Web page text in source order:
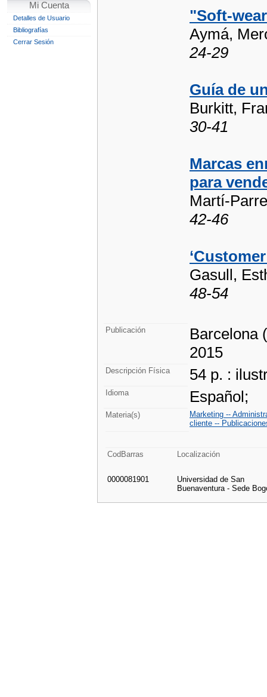
Mi Cuenta
Detalles de Usuario
Bibliografías
Cerrar Sesión
"Soft-
Aymá,
24-29
Guía de
Burkitt,
30-41
Marcas
para
Martí-
42-46
Gasull,
48-54
Publicación
Barcelona
2015
Descripción Física 54 p. :
Idioma Español;
Materia(s)
Marketing --
cliente --
CodBarras Localización
0000081901
Universidad de San
Buenaventura - Sede